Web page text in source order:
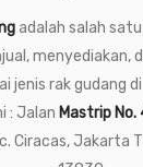
adalah salah
menyediakan,
jenis rak gudang
: Jalan Mastrip No.
Ciracas, Jakarta